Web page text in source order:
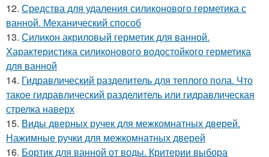
12. Средства для удаления силиконового герметика с
ванной. Механический способ
13. Силикон акриловый герметик для ванной.
Характеристика силиконового водостойкого герметика
для ванной
14. Гидравлический разделитель для теплого пола. Что
такое гидравлический разделитель или гидравлическая
стрелка наверх
15. Виды дверных ручек для межкомнатных дверей.
Нажимные ручки для межкомнатных дверей
16. Бортик для ванной от воды. Критерии выбора